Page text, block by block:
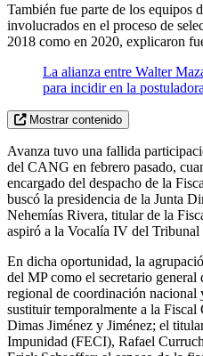
También fue parte de los equipos
involucrados en el proceso de
2018 como en 2020, explicaron
La alianza entre Walter
para incidir en la
Mostrar contenido
Avanza tuvo una fallida
del CANG en febrero pasado,
encargado del despacho de la
buscó la presidencia de la Junta
Nehemías Rivera, titular de la
aspiró a la Vocalía IV del Tribunal
En dicha oportunidad, la
del MP como el secretario
regional de coordinación nacional
sustituir temporalmente a la Fiscal
Dimas Jiménez y Jiménez; el
Impunidad (FECI), Rafael